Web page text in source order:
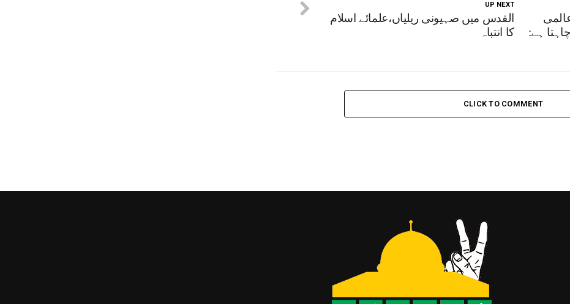
UP NEXT
القدس میں صہیونی ریلیاں،علمائے اسلام
کا انتباہ
ہے:
CLICK TO COMMENT